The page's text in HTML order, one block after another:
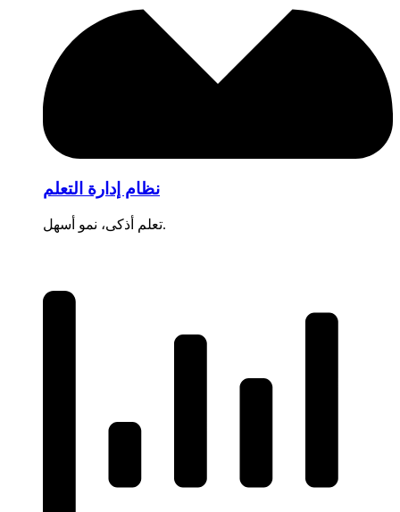
نظام إدارة التعلم
تعلم أذكى، نمو أسهل.